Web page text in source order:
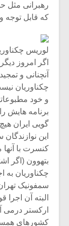
رهبرانی مثل
که قابل توجه
لوریس
اگر امروز
آنچنانی و
چکناوریان
و خود
برنامه هایش
گویی ایران
این
بتهوون (اگر
چکناوریان به
سمفونیک
البته آن
ارکستر درمی
کشورهای